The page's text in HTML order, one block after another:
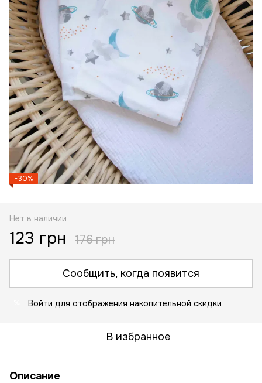
−30%
Нет в наличии
123 грн 176 грн
Сообщить, когда появится
Войти для отображения накопительной скидки
В избранное
Описание